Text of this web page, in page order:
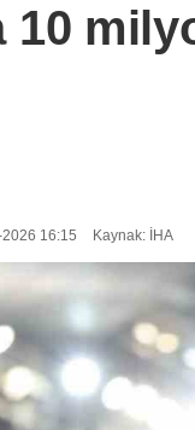
10
16:15 Kaynak: İHA